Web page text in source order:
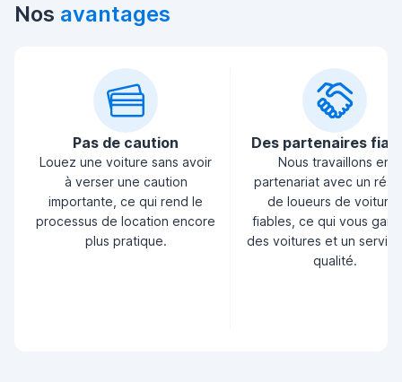
Nos avantages
Pas de caution
Louez une voiture sans avoir
à verser une caution
importante, ce qui rend le
processus de location encore
plus pratique.
Des partenaires
Nous travaillons en
partenariat avec un
de loueurs de voitures
fiables, ce qui vous
des voitures et un
qualité.